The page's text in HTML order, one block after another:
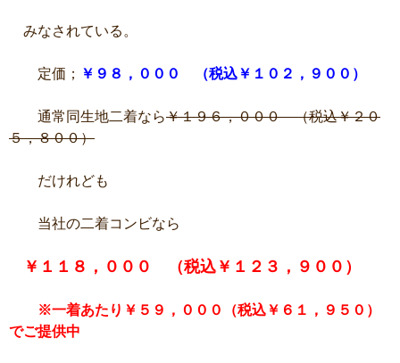
みなされている。
定価； ￥９８，０００ （税込￥１０２，９００）
通常同生地二着なら￥１９６，０００ （税込￥２０
５，８００）
だけれども
当社の二着コンビなら
￥１１８，０００ （税込￥１２３，９００）
※一着あたり￥５９，０００（税込￥６１，９５０）
でご提供中